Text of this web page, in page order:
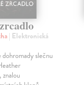
| Elektronická
dohromady slečnu